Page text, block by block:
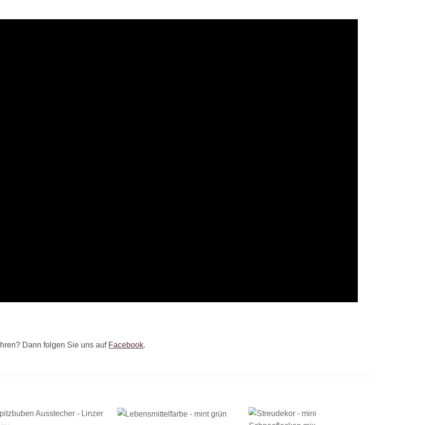
Dann folgen Sie uns auf Facebook.